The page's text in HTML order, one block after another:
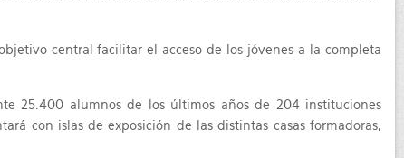
central facilitar el acceso de los jóvenes a la completa
25.400 alumnos de los últimos años de 204 instituciones
con islas de exposición de las distintas casas formadoras,